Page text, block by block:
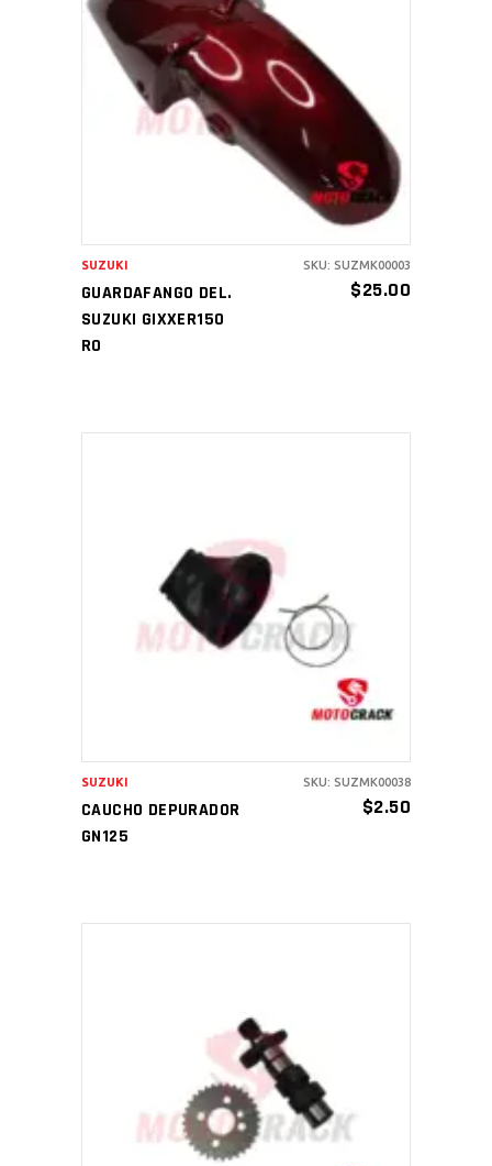
AÑADIR AL CARRITO
GUARDAFANGO DEL.
SUZUKI GIXXER150
RO
$25.00
SUZUKI SKU: SUZMK00003
AÑADIR AL CARRITO
CAUCHO DEPURADOR
GN125
$2.50
SUZUKI SKU: SUZMK00038
AÑADIR AL CARRITO